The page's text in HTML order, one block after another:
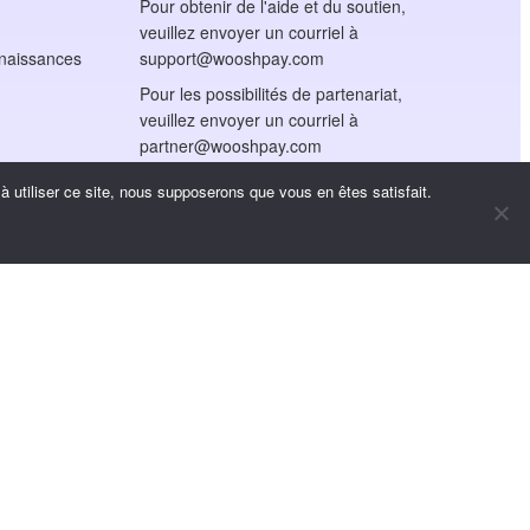
Pour obtenir de l'aide et du soutien,
veuillez envoyer un courriel à
support@wooshpay.com
Pour les possibilités de partenariat,
veuillez envoyer un courriel à
partner@wooshpay.com
renseignements des médias,
media@wooshpay.com
utiliser ce site, nous supposerons que vous en êtes satisfait.